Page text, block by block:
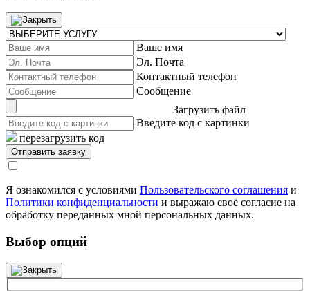
Ваше имя
Эл. Почта
Контактный телефон
Сообщение
Загрузить файл
Введите код с картинки
перезагрузить код
Я ознакомился с условиями Пользовательского соглашения и
Политики конфиденциальности и выражаю своё согласие на
обработку переданных мной персональных данных.
Выбор опций